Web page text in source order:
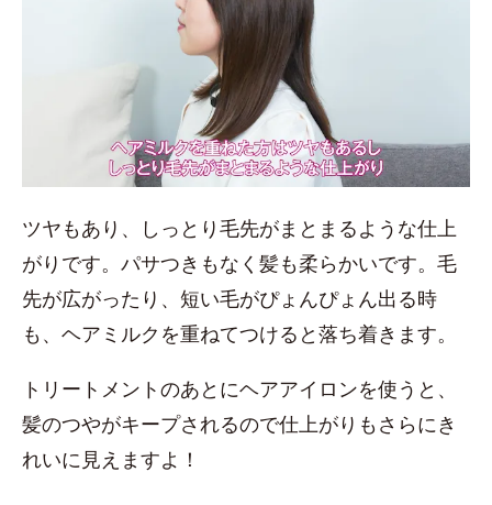
ツヤもあり、しっとり毛先がまとまるような仕上
がりです。パサつきもなく髪も柔らかいです。毛
先が広がったり、短い毛がぴょんぴょん出る時
も、ヘアミルクを重ねてつけると落ち着きます。
トリートメントのあとにヘアアイロンを使うと、
髪のつやがキープされるので仕上がりもさらにき
れいに見えますよ！